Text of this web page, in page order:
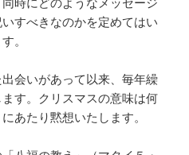
時にどのようなメッセージ
すべきなのかを定めてはい
。
会いがあって以来、毎年繰
す。クリスマスの意味は何
あたり黙想いたします。